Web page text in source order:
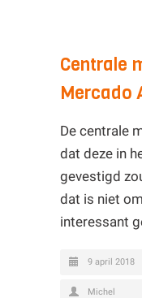
Centrale
Mercado
De centrale
dat deze in
gevestigd
dat is niet
interessant
9 april 2018
Michel